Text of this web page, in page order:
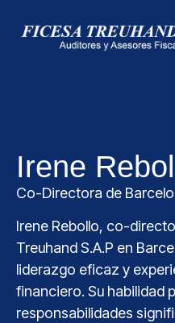
Irene
Co-Directora de
Irene Rebollo, co-
Treuhand S.A.P en
liderazgo eficaz y
financiero. Su habilidad
responsabilidades